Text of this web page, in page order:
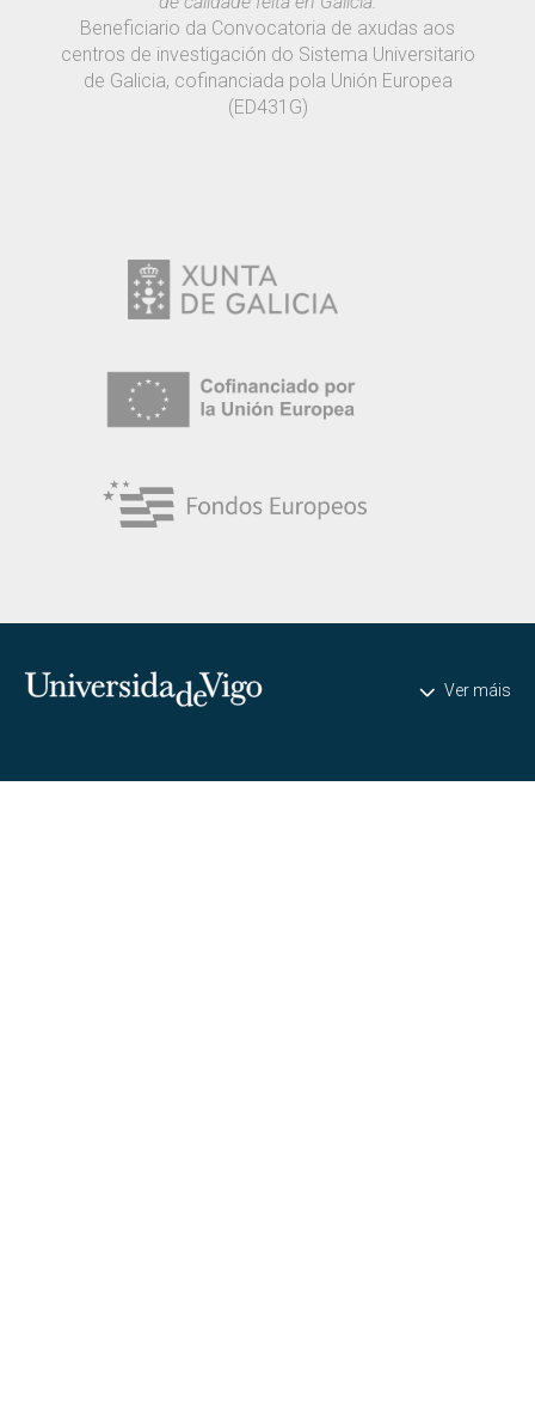
Beneficiario da Convocatoria de axudas aos
centros de investigación do Sistema Universitario
de Galicia, cofinanciada pola Unión Europea
(ED431G)
Universidade de Vigo Ver máis